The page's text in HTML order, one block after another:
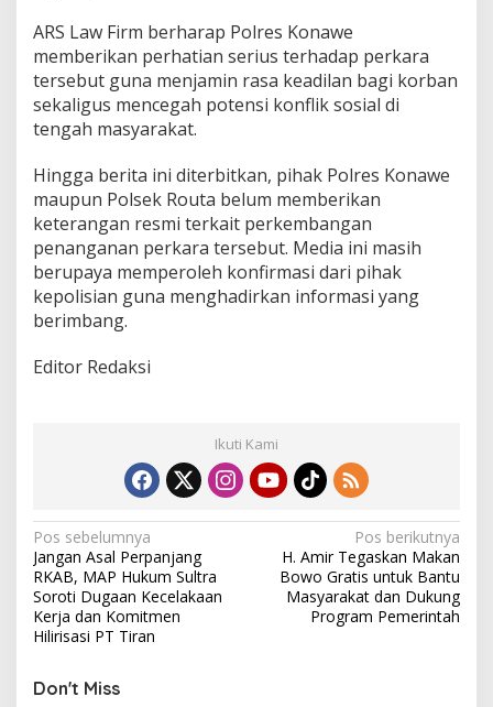
ARS Law Firm berharap Polres Konawe
memberikan perhatian serius terhadap perkara
tersebut guna menjamin rasa keadilan bagi korban
sekaligus mencegah potensi konflik sosial di
tengah masyarakat.
Hingga berita ini diterbitkan, pihak Polres Konawe
maupun Polsek Routa belum memberikan
keterangan resmi terkait perkembangan
penanganan perkara tersebut. Media ini masih
berupaya memperoleh konfirmasi dari pihak
kepolisian guna menghadirkan informasi yang
berimbang.
Editor Redaksi
Ikuti Kami
N
a
v
i
a
Pos sebelumnya
Jangan Asal Perpanjang
RKAB, MAP Hukum Sultra
Soroti Dugaan Kecelakaan
Kerja dan Komitmen
Hilirisasi PT Tiran
Pos berikutnya
H. Amir Tegaskan Makan
Bowo Gratis untuk Bantu
Masyarakat dan Dukung
Program Pemerintah
Don't Miss